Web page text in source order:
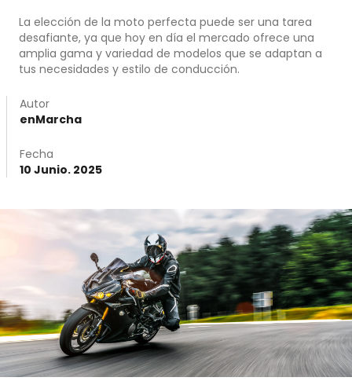
La elección de la moto perfecta puede ser una tarea
desafiante, ya que hoy en día el mercado ofrece una
amplia gama y variedad de modelos que se adaptan a
tus necesidades y estilo de conducción.
Autor
enMarcha
Fecha
10 Junio. 2025